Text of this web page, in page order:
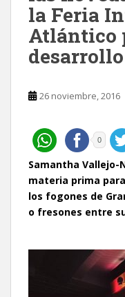
la Feria
Atlántico
26 noviembre, 2016
0
Samantha Vallejo-
materia prima
los fogones de
o fresones entre